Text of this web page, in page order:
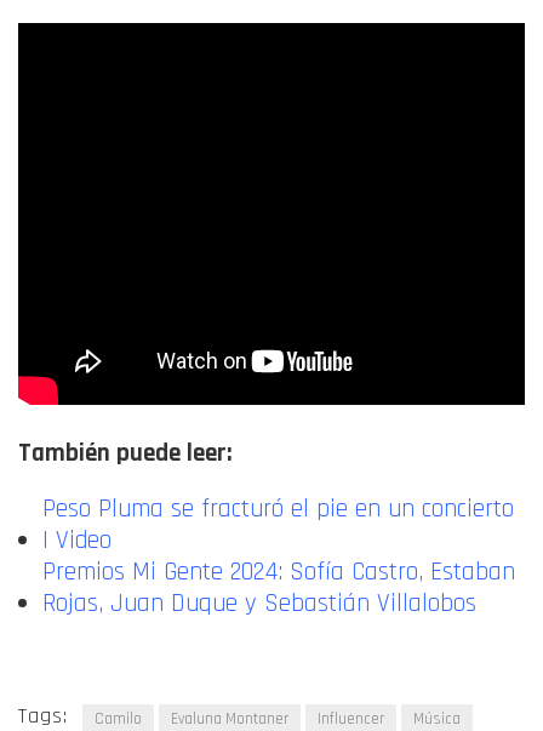
También puede leer:
Peso Pluma se fracturó el pie en un concierto
| Video
Premios Mi Gente 2024: Sofía Castro, Estaban
Rojas, Juan Duque y Sebastián Villalobos
Tags: Camilo Evaluna Montaner Influencer Música